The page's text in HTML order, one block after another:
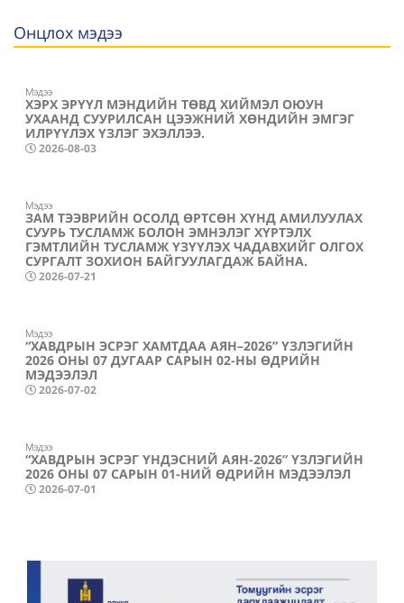
Онцлох мэдээ
Мэдээ
ХЭРХ ЭРҮҮЛ МЭНДИЙН ТӨВД ХИЙМЭЛ ОЮУН
УХААНД СУУРИЛСАН ЦЭЭЖНИЙ ХӨНДИЙН ЭМГЭГ
ИЛРҮҮЛЭХ ҮЗЛЭГ ЭХЭЛЛЭЭ.
2026-08-03
Мэдээ
ЗАМ ТЭЭВРИЙН ОСОЛД ӨРТСӨН ХҮНД АМИЛУУЛАХ
СУУРЬ ТУСЛАМЖ БОЛОН ЭМНЭЛЭГ ХҮРТЭЛХ
ГЭМТЛИЙН ТУСЛАМЖ ҮЗҮҮЛЭХ ЧАДАВХИЙГ ОЛГОХ
СУРГАЛТ ЗОХИОН БАЙГУУЛАГДАЖ БАЙНА.
2026-07-21
Мэдээ
“ХАВДРЫН ЭСРЭГ ХАМТДАА АЯН–2026” ҮЗЛЭГИЙН
2026 ОНЫ 07 ДУГААР САРЫН 02-НЫ ӨДРИЙН
МЭДЭЭЛЭЛ
2026-07-02
Мэдээ
“ХАВДРЫН ЭСРЭГ ҮНДЭСНИЙ АЯН-2026” ҮЗЛЭГИЙН
2026 ОНЫ 07 САРЫН 01-НИЙ ӨДРИЙН МЭДЭЭЛЭЛ
2026-07-01